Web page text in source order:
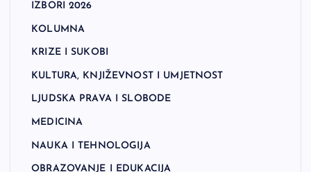
IZBORI 2026
KOLUMNA
KRIZE I SUKOBI
KULTURA, KNJIŽEVNOST I UMJETNOST
LJUDSKA PRAVA I SLOBODE
MEDICINA
NAUKA I TEHNOLOGIJA
OBRAZOVANJE I EDUKACIJA